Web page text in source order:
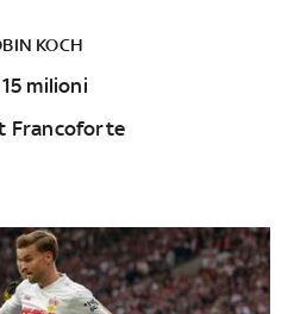
KOCH
15 milioni
Francoforte